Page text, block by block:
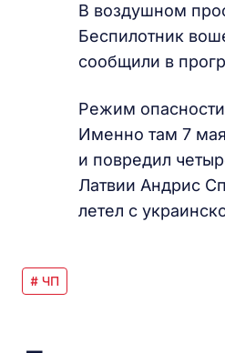
В воздушном
Беспилотник
сообщили в
Режим опасности
Именно там 7
и повредил
Латвии Андрис
летел с
# ЧП